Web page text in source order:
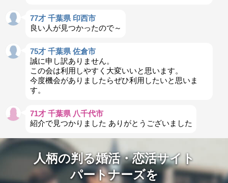
77才 千葉県 印西市
良い人が見つかったので～
75才 千葉県 佐倉市
誠に申し訳ありません。
この会は利用しやすく大変いいと思います。
今度機会がありましたらぜひ利用したいと思いま
す。
71才 千葉県 八千代市
紹介で見つかりました ありがとうございました
人柄の判る婚活・恋活サイト
パートナーズを